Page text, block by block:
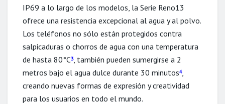
IP69 a lo largo de los modelos, la Serie Reno13
ofrece una resistencia excepcional al agua y al polvo.
Los teléfonos no sólo están protegidos contra
salpicaduras o chorros de agua con una temperatura
de hasta 80°C3, también pueden sumergirse a 2
metros bajo el agua dulce durante 30 minutos4,
creando nuevas formas de expresión y creatividad
para los usuarios en todo el mundo.